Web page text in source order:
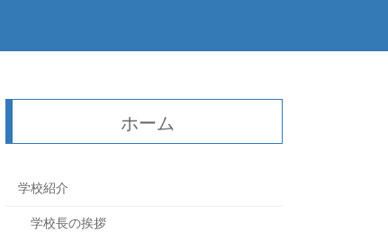
ホーム
学校紹介
学校長の挨拶